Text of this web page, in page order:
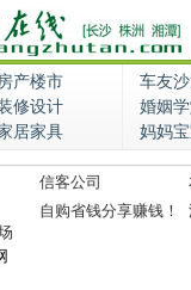
房产楼市 车友
修设计 婚姻
居家具 妈妈
信客公司
自购省钱分享赚钱！